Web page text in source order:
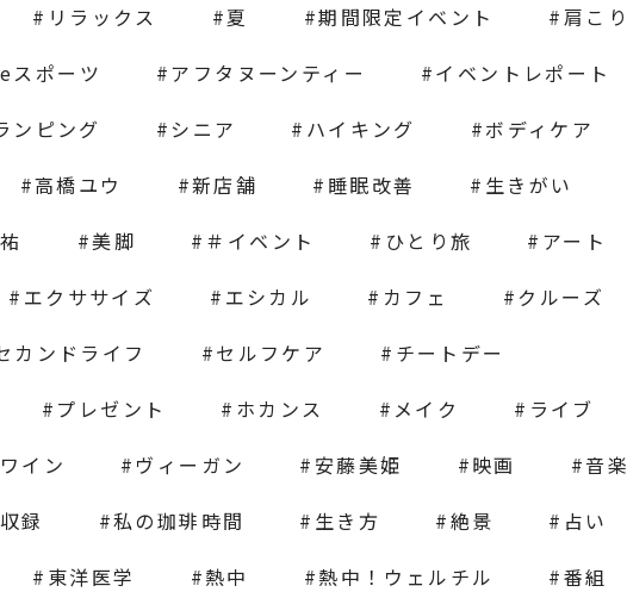
リラックス 夏 期間限定イベント
肩こり
eスポーツ アフタヌーンティー
イベントレポート
ンピング シニア ハイキング
ボディケア
高橋ユウ 新店舗 睡眠改善
生きがい
美脚 ＃イベント ひとり旅
アート
エクササイズ エシカル カフェ
クルーズ
カンドライフ セルフケア
チートデー
プレゼント ホカンス メイク
ライブ
ワイン ヴィーガン 安藤美姫 映画
音楽
録 私の珈琲時間 生き方 絶景
占い
東洋医学 熱中 熱中！ウェルチル
番組